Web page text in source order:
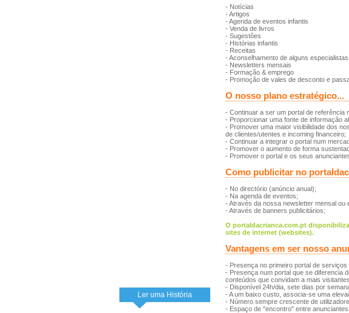
Ler uma História
- Notícias
- Artigos
- Agenda de eventos infantis
- Venda de livros
- Sugestões
- Histórias infantis
- Receitas
- Aconselhamento de alguns especialistas
- Newsletters mensais
- Formação & emprego
- Promoção de vales de desconto e
O nosso plano estratégico...
- Continuar a ser um portal de referência
- Proporcionar uma fonte de informação
- Promover uma maior visibilidade dos
de clientes/utentes e incoming financeiro;
- Continuar a integrar o portal num
- Promover o aumento de forma
- Promover o portal e os seus
Como publicitar no
- No directório (anúncio anual);
- Na agenda de eventos;
- Através da nossa newsletter mensal ou
- Através de banners publicitários;
O portaldacrianca.com.pt
sites de internet (websites).
Vantagens em ser nosso
- Presença no primeiro portal de
- Presença num portal que se diferencia
conteúdos que convidam a mais
- Disponível 24h/dia, sete dias por
- A um baixo custo, associa-se uma
- Número sempre crescente de
- Espaço de "encontro" entre